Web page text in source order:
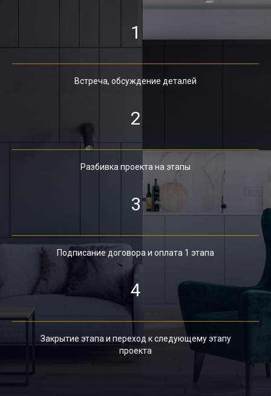
1
Встреча, обсуждение деталей
2
Разбивка проекта на этапы
3
Подписание договора и оплата 1 этапа
4
Закрытие этапа и переход к следующему этапу
проекта